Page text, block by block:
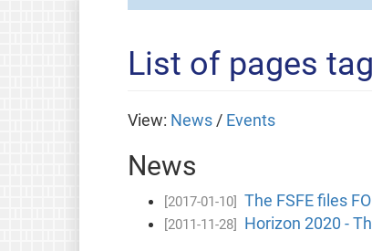
List of pages
View: News/ Events
News
[2017-01-10] The FSFE files
[2011-11-28] Horizon 2020 -